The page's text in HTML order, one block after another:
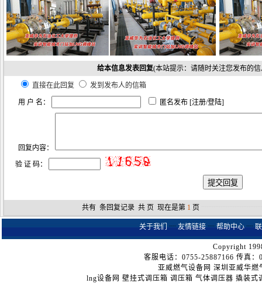
给本信息发表回复(本站提示：请随时关注您发布的
直接在此回复 发到发布人的信箱
用 户 名： 匿名发布 [注册/登陆]
回复内容：
验 证 码：
共有 条回复记录 共 页 现在是第 1 页
关于我们 ┈ 友情链接 ┈ 帮助中心 ┈
Copyright
客服电话：0755-25887166 传真
亚威燃气设备网 深圳亚威华
lng设备网 壁挂式调压箱 调压箱 气体调压器 撬装式